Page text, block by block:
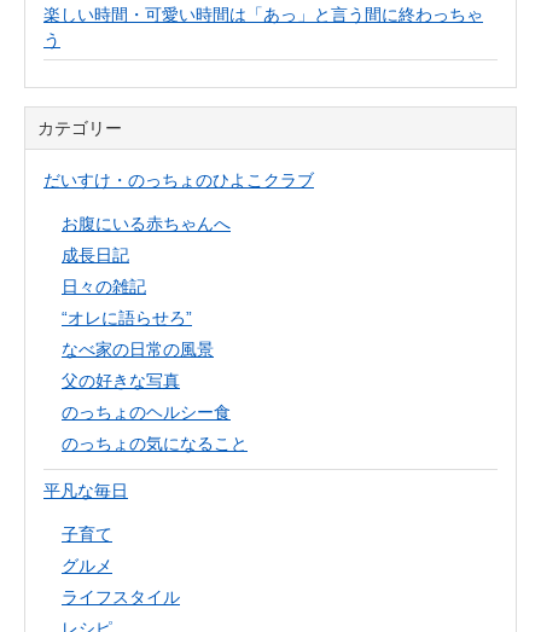
楽しい時間・可愛い時間は「あっ」と言う間に終わっちゃ
う
カテゴリー
だいすけ・のっちょのひよこクラブ
お腹にいる赤ちゃんへ
成長日記
日々の雑記
“オレに語らせろ”
なべ家の日常の風景
父の好きな写真
のっちょのヘルシー食
のっちょの気になること
平凡な毎日
子育て
グルメ
ライフスタイル